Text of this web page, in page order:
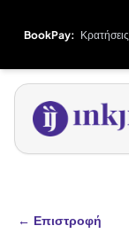
BookPay:
← Επιστροφή